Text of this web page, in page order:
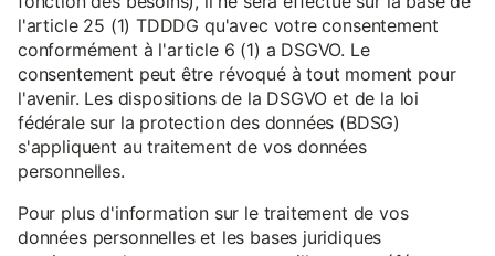
l'article 25 (1) TDDDG qu'avec votre consentement
conformément à l'article 6 (1) a DSGVO. Le
consentement peut être révoqué à tout moment pour
l'avenir. Les dispositions de la DSGVO et de la loi
fédérale sur la protection des données (BDSG)
s'appliquent au traitement de vos données
personnelles.
Pour plus d'information sur le traitement de vos
données personnelles et les bases juridiques